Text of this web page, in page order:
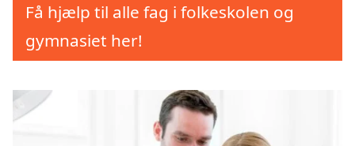
Få hjælp til alle fag i folkeskolen og
gymnasiet her!